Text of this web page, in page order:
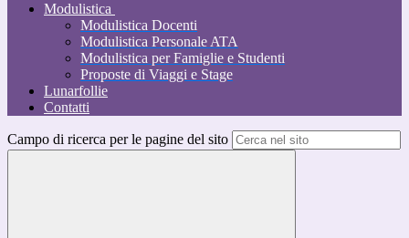
Modulistica
Modulistica Docenti
Modulistica Personale ATA
Modulistica per Famiglie e Studenti
Proposte di Viaggi e Stage
Lunarfollie
Contatti
Campo di ricerca per le pagine del sito